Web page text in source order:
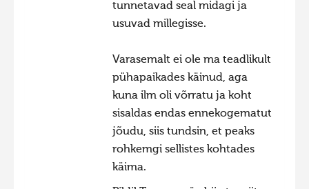
tunnetavad seal midagi ja
usuvad millegisse.
Varasemalt ei ole ma teadlikult
pühapaikades käinud, aga
kuna ilm oli võrratu ja koht
sisaldas endas ennekogematut
jõudu, siis tundsin, et peaks
rohkemgi sellistes kohtades
käima.